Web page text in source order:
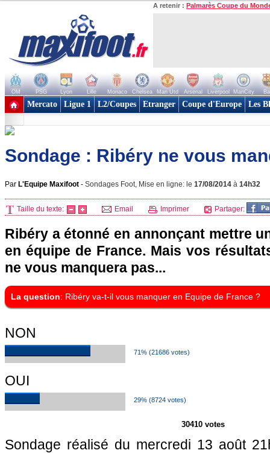
A retenir : Palmarès Coupe du
OM PSG Lyon Lille Monaco Chelsea Man Utd Arsenal Liverpool ManCity
+ de clubs
Mercato Ligue 1 L2/Coupes Etranger Coupe d'Europe Les
Sondage : Ribéry ne vous
Par L'Equipe Maxifoot - Sondages Foot, Mise en ligne: le 17/08/2014 à 14h32
Taille du texte: Email Imprimer Partager:
Ribéry a étonné en annonçant mettre
en équipe de France. Mais vos
ne vous manquera pas...
La question: Ribéry va-t-il vous manquer en Equipe de France ?
NON
71% (21686 votes)
OUI
29% (8724 votes)
30410 votes
Sondage réalisé du mercredi 13 août